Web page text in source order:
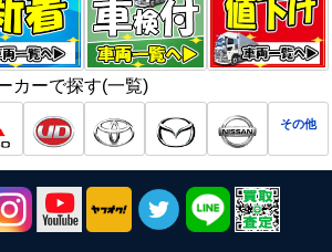
カーで探す(一覧)
その他